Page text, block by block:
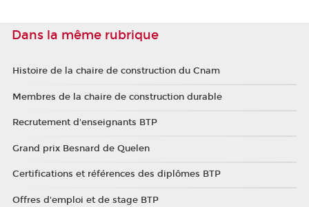
Dans la même rubrique
Histoire de la chaire de construction du Cnam
Membres de la chaire de construction durable
Recrutement d'enseignants BTP
Grand prix Besnard de Quelen
Certifications et références des diplômes BTP
Offres d'emploi et de stage BTP